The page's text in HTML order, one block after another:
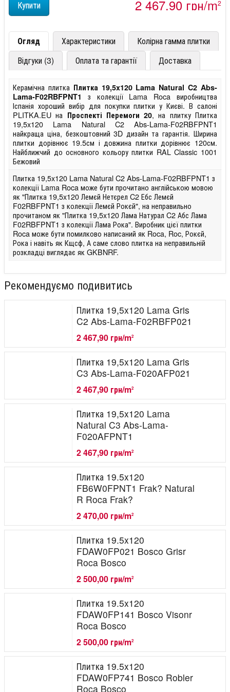
2 467,90 грн/m2
Огляд Характеристики
Колірна гамма плитки
Відгуки (3)
Оплата та гарантії Доставка
Керамічна плитка Плитка 19,5x120 Lama Natural C2 Abs-
Lama-F02RBFPNT1
з колекції Lama Roca виробництва
Іспанія хороший вибір для покупки плитки у Києві. В салоні
PLITKA.EU на Проспекті Перемоги 20, на плитку Плитка
19,5x120 Lama Natural C2 Abs-Lama-F02RBFPNT1
найкраща ціна, безкоштовний 3D дизайн та гарантія. Ширина
плитки дорівнює 19.5см і довжина плитки дорівнює 120см.
Найближчий до основного кольору плитки RAL Classic 1001
Бежовий
Плитка 19,5x120 Lama Natural C2 Abs-Lama-F02RBFPNT1 з
колекції Lama Roca може бути прочитано англійською мовою
як "Плитка 19,5x120 Лемєй Нетєрел C2 Ебс Лемєй
F02RBFPNT1 з колекції Лемєй Рокєй", на неправильно
прочитаном як "Плитка 19,5x120 Лама Натурал C2 Абс Лама
F02RBFPNT1 з колекції Лама Рока". Виробник цієї плитки
Roca може бути помилково написаний як Roca, Roc, Рокєй,
Рока і навіть як Кщсф, А саме слово плитка на неправильній
розкладці виглядає як GKBNRF.
Рекомендуємо подивитись
Плитка 19,5x120 Lama Gris
C2 Abs-Lama-F02RBFP021
2 467,90 грн/m2
Плитка 19,5x120 Lama Gris
C3 Abs-Lama-F020AFP021
2 467,90 грн/m2
Плитка 19,5x120 Lama
Natural C3 Abs-Lama-
F020AFPNT1
2 467,90 грн/m2
Плитка 19.5x120
FB6W0FPNT1 Frak? Natural
R Roca Frak?
2 470,00 грн/m2
Плитка 19.5x120
FDAW0FP021 Bosco Grisr
Roca Bosco
2 500,00 грн/m2
Плитка 19.5x120
FDAW0FP141 Bosco Visonr
Roca Bosco
2 500,00 грн/m2
Плитка 19.5x120
FDAW0FP741 Bosco Robler
Roca Bosco